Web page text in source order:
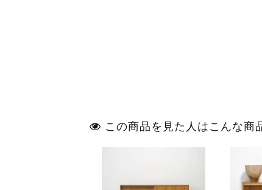
この商品を見た人はこんな商